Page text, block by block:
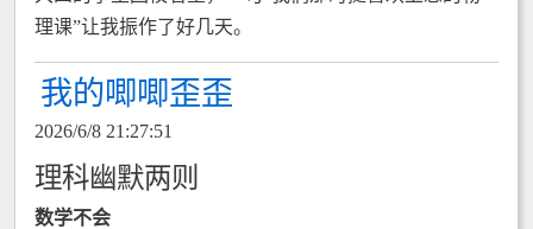
理课”让我振作了好几天。
我的唧唧歪歪
2026/6/8 21:27:51
理科幽默两则
数学不会